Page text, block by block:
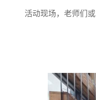
活动现场，老师们